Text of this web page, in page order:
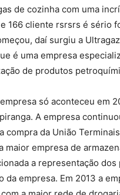
de cozinha com uma
166 cliente rsrsrs é sério
daí surgiu a
é uma empresa
de produtos
só aconteceu em
A empresa
compra da União
maior empresa de
a representação dos
da empresa. Em 2013 a